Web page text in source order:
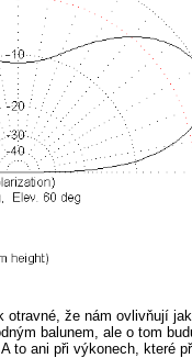
že nám ovlivňují
balunem, ale o tom
to ani při výkonech, které